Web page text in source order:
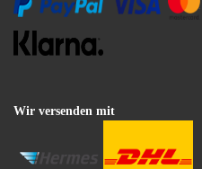
Wir versenden mit